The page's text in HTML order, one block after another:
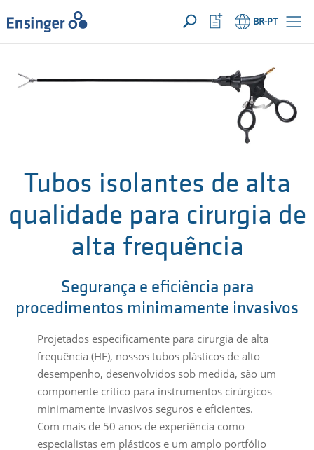
SUA SOLICITAÇÃO ({{productCount}} Products)
ABRIR
Início BR-PT
Abrir
lista
de
podemos
Tubos isolantes de alta
qualidade para cirurgia de
alta frequência
Segurança e eficiência para
procedimentos minimamente invasivos
Projetados especificamente para cirurgia de alta
frequência (HF), nossos tubos plásticos de alto
desempenho, desenvolvidos sob medida, são um
componente crítico para instrumentos cirúrgicos
minimamente invasivos seguros e eficientes.
Com mais de 50 anos de experiência como
especialistas em plásticos e um amplo portfólio